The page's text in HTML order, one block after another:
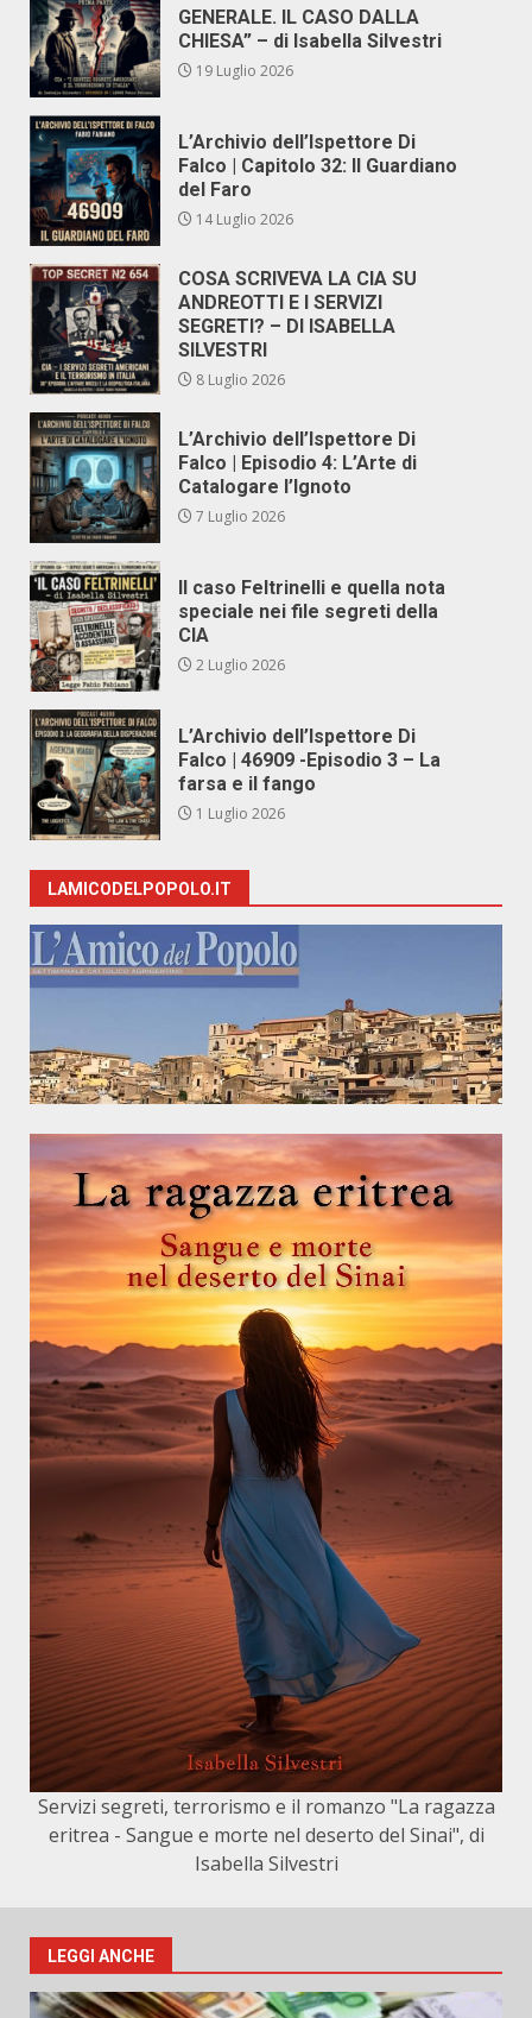
GENERALE. IL CASO DALLA
CHIESA” – di Isabella Silvestri
19 Luglio 2026
L’Archivio dell’Ispettore Di
Falco | Capitolo 32: Il Guardiano
del Faro
14 Luglio 2026
COSA SCRIVEVA LA CIA SU
ANDREOTTI E I SERVIZI
SEGRETI? – DI ISABELLA
SILVESTRI
8 Luglio 2026
L’Archivio dell’Ispettore Di
Falco | Episodio 4: L’Arte di
Catalogare l’Ignoto
7 Luglio 2026
Il caso Feltrinelli e quella nota
speciale nei file segreti della
CIA
2 Luglio 2026
L’Archivio dell’Ispettore Di
Falco | 46909 -Episodio 3 – La
farsa e il fango
1 Luglio 2026
LAMICODELPOPOLO.IT
Servizi segreti, terrorismo e il romanzo "La ragazza
eritrea - Sangue e morte nel deserto del Sinai", di
Isabella Silvestri
LEGGI ANCHE